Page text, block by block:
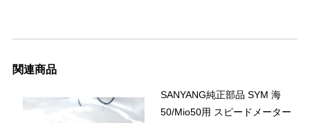
関連商品
SANYANG純正部品 SYM 海
50/Mio50用 スピードメーター